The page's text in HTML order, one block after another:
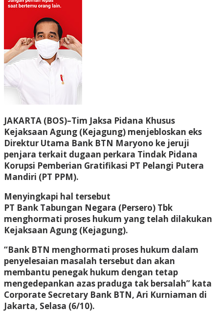
JAKARTA (BOS)–Tim Jaksa Pidana Khusus
Kejaksaan Agung (Kejagung) menjebloskan eks
Direktur Utama Bank BTN Maryono ke jeruji
penjara terkait dugaan perkara Tindak Pidana
Korupsi Pemberian Gratifikasi PT Pelangi Putera
Mandiri (PT PPM).
Menyingkapi hal tersebut
PT Bank Tabungan Negara (Persero) Tbk
menghormati proses hukum yang telah dilakukan
Kejaksaan Agung (Kejagung).
“Bank BTN menghormati proses hukum dalam
penyelesaian masalah tersebut dan akan
membantu penegak hukum dengan tetap
mengedepankan azas praduga tak bersalah” kata
Corporate Secretary Bank BTN, Ari Kurniaman di
Jakarta, Selasa (6/10).